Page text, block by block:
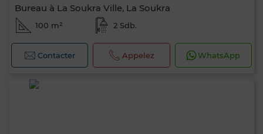
Bureau à La Soukra Ville, La Soukra
100 m² 2 Sdb.
Contacter Appelez WhatsApp